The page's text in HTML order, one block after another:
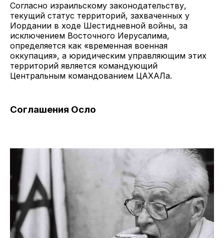
Согласно израильскому законодательству,
текущий статус территорий, захваченных у
Иордании в ходе Шестидневной войны, за
исключением Восточного Иерусалима,
определяется как «временная военная
оккупация», а юридическим управляющим этих
территорий является командующий
Центральным командованием ЦАХАЛа.
Соглашения Осло